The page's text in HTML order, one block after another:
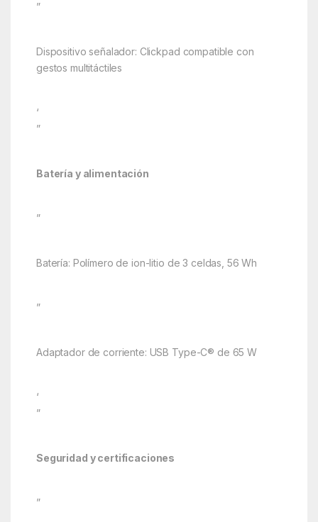
”
Dispositivo señalador: Clickpad compatible con
gestos multitáctiles
‘
”
Batería y alimentación
”
Batería: Polímero de ion-litio de 3 celdas, 56 Wh
”
Adaptador de corriente: USB Type-C® de 65 W
‘
”
Seguridad y certificaciones
”